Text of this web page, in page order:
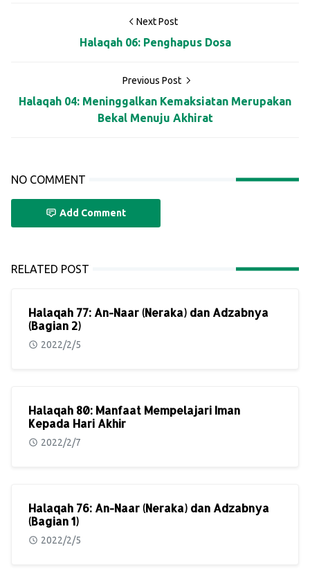
Next Post
Halaqah 06: Penghapus Dosa
Previous Post
Halaqah 04: Meninggalkan Kemaksiatan Merupakan
Bekal Menuju Akhirat
NO COMMENT
Add Comment
RELATED POST
Halaqah 77: An-Naar (Neraka) dan Adzabnya
(Bagian 2)
2022/2/5
Halaqah 80: Manfaat Mempelajari Iman
Kepada Hari Akhir
2022/2/7
Halaqah 76: An-Naar (Neraka) dan Adzabnya
(Bagian 1)
2022/2/5